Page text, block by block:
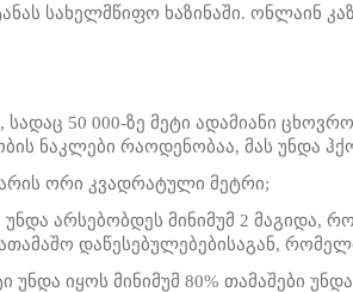
სახელმწიფო ხაზინაში. ონლაინ
50 000-ზე მეტი ადამიანი
ნაკლები რაოდენობაა, მას უნდა
ორი კვადრატული მეტრი;
უნდა არსებობდეს მინიმუმ 2
დაწესებულებებისაგან,
იყოს მინიმუმ 80% თამაშები